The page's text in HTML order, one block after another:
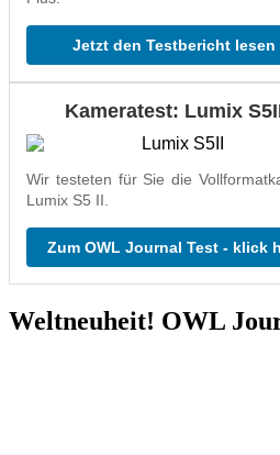
Jetzt den Testbericht lesen
Kameratest: Lumix
Wir testeten für Sie die
Lumix S5 II.
Zum OWL Journal Test - klick
Weltneuheit! OWL